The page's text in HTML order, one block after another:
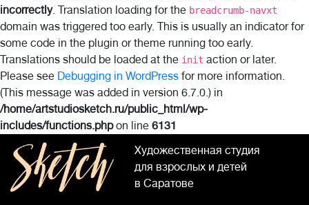
incorrectly. Translation loading for the breadcrumb-navxt
domain was triggered too early. This is usually an indicator for
some code in the plugin or theme running too early.
Translations should be loaded at the init action or later.
Please see Debugging in WordPress for more information.
(This message was added in version 6.7.0.) in
/home/artstudiosketch.ru/public_html/wp-
includes/functions.phpon line 6131
Художественная студия
для взрослых и детей
в Саратове